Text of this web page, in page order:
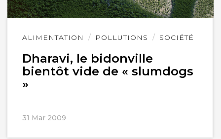
ALIMENTATION POLLUTIONS SOCIÉTÉ
Dharavi, le bidonville
bientôt vide de « slumdogs
»
31 Mar 2009
Lire